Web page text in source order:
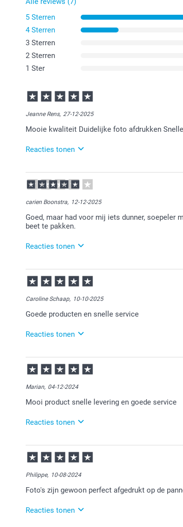
5 Sterren
4 Sterren
3 Sterren
2 Sterren
1 Ster
Jeanne Rens, 27-12-2025
Mooie kwaliteit Duidelijke foto afdrukken
Reacties tonen
29-12-2025
16:02
Bedankt voor je reactie.
carien Boonstra, 12-12-2025
Goed, maar had voor mij iets dunner, soepeler
beet te pakken.
Reacties tonen
16-12-2025
13:14
Bedankt voor je bericht.
Caroline Schaap, 10-10-2025
Goede producten en snelle service
Reacties tonen
13-10-2025
11:58
Bedankt voor je review. Wat fijn om te
Marian, 04-12-2024
Mooi product snelle levering en goede service
Reacties tonen
05-12-2024
15:19
Bedankt voor je review. Fijn om te horen
en wellicht tot een volgende keer.
Philippe, 10-08-2024
Foto's zijn gewoon perfect afgedrukt op de
Reacties tonen